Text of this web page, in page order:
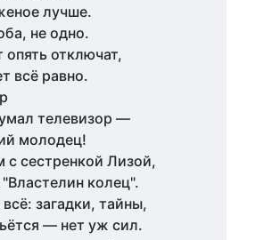
лучше.
не одно.
опять отключат,
всё равно.
телевизор —
молодец!
сестренкой Лизой,
колец".
загадки, тайны,
— нет уж сил.